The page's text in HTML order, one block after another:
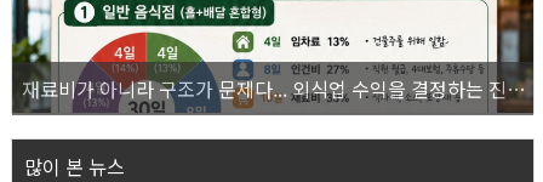
재료비가 아니라 구조가 문제다... 외식업 수익을 결정하는 진짜 숫자의 비밀
많이 본 뉴스